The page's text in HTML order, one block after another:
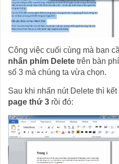
Công việc cuối cùng mà bạn
nhấn phím Delete trên bàn
số 3 mà chúng ta vừa chọn.
Sau khi nhấn nút Delete thì
page thứ 3 rồi đó: